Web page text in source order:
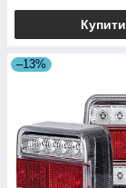
Купити
–13%